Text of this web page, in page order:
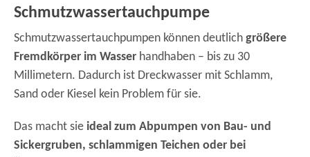
Schmutzwassertauchpumpe
Schmutzwassertauchpumpen können deutlich größere
Fremdkörper im Wasser handhaben – bis zu 30
Millimetern. Dadurch ist Dreckwasser mit Schlamm,
Sand oder Kiesel kein Problem für sie.
Das macht sie ideal zum Abpumpen von Bau- und
Sickergruben, schlammigen Teichen oder bei